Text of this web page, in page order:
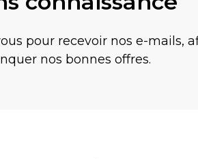
pour recevoir nos e-mails,
nos bonnes offres.